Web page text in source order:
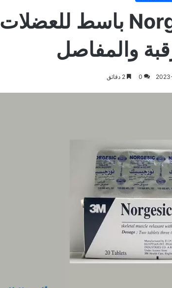
نورجيسيك حبوب Norgesic باسط للعضلات
والمفاصل
0